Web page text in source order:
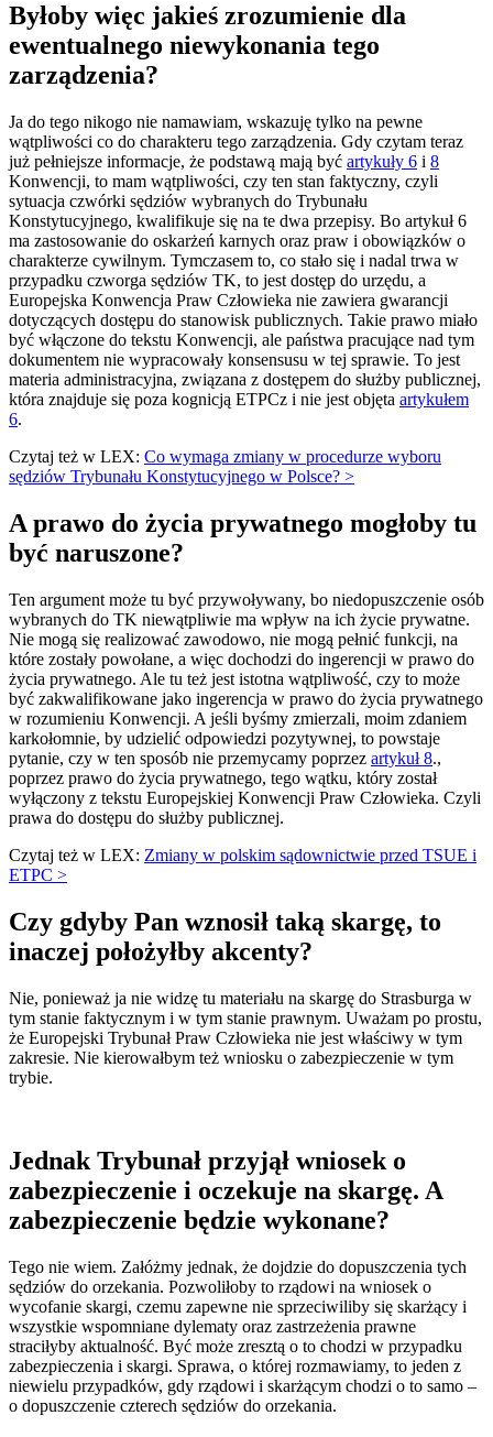
Byłoby więc jakieś zrozumienie dla
ewentualnego niewykonania tego
zarządzenia?
Ja do tego nikogo nie namawiam, wskazuję tylko na pewne
wątpliwości co do charakteru tego zarządzenia. Gdy czytam teraz
już pełniejsze informacje, że podstawą mają być artykuły 6 i 8
Konwencji, to mam wątpliwości, czy ten stan faktyczny, czyli
sytuacja czwórki sędziów wybranych do Trybunału
Konstytucyjnego, kwalifikuje się na te dwa przepisy. Bo artykuł 6
ma zastosowanie do oskarżeń karnych oraz praw i obowiązków o
charakterze cywilnym. Tymczasem to, co stało się i nadal trwa w
przypadku czworga sędziów TK, to jest dostęp do urzędu, a
Europejska Konwencja Praw Człowieka nie zawiera gwarancji
dotyczących dostępu do stanowisk publicznych. Takie prawo miało
być włączone do tekstu Konwencji, ale państwa pracujące nad tym
dokumentem nie wypracowały konsensusu w tej sprawie. To jest
materia administracyjna, związana z dostępem do służby publicznej,
która znajduje się poza kognicją ETPCz i nie jest objęta artykułem
6.
Czytaj też w LEX: Co wymaga zmiany w procedurze wyboru
sędziów Trybunału Konstytucyjnego w Polsce? >
A prawo do życia prywatnego mogłoby tu
być naruszone?
Ten argument może tu być przywoływany, bo niedopuszczenie osób
wybranych do TK niewątpliwie ma wpływ na ich życie prywatne.
Nie mogą się realizować zawodowo, nie mogą pełnić funkcji, na
które zostały powołane, a więc dochodzi do ingerencji w prawo do
życia prywatnego. Ale tu też jest istotna wątpliwość, czy to może
być zakwalifikowane jako ingerencja w prawo do życia prywatnego
w rozumieniu Konwencji. A jeśli byśmy zmierzali, moim zdaniem
karkołomnie, by udzielić odpowiedzi pozytywnej, to powstaje
pytanie, czy w ten sposób nie przemycamy poprzez artykuł 8.,
poprzez prawo do życia prywatnego, tego wątku, który został
wyłączony z tekstu Europejskiej Konwencji Praw Człowieka. Czyli
prawa do dostępu do służby publicznej.
Czytaj też w LEX: Zmiany w polskim sądownictwie przed TSUE i
ETPC >
Czy gdyby Pan wznosił taką skargę, to
inaczej położyłby akcenty?
Nie, ponieważ ja nie widzę tu materiału na skargę do Strasburga w
tym stanie faktycznym i w tym stanie prawnym. Uważam po prostu,
że Europejski Trybunał Praw Człowieka nie jest właściwy w tym
zakresie. Nie kierowałbym też wniosku o zabezpieczenie w tym
trybie.
Jednak Trybunał przyjął wniosek o
zabezpieczenie i oczekuje na skargę. A
zabezpieczenie będzie wykonane?
Tego nie wiem. Załóżmy jednak, że dojdzie do dopuszczenia tych
sędziów do orzekania. Pozwoliłoby to rządowi na wniosek o
wycofanie skargi, czemu zapewne nie sprzeciwiliby się skarżący i
wszystkie wspomniane dylematy oraz zastrzeżenia prawne
straciłyby aktualność. Być może zresztą o to chodzi w przypadku
zabezpieczenia i skargi. Sprawa, o której rozmawiamy, to jeden z
niewielu przypadków, gdy rządowi i skarżącym chodzi o to samo –
o dopuszczenie czterech sędziów do orzekania.